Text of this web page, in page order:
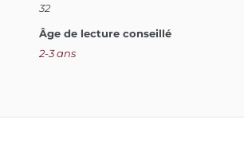
32
Âge de lecture conseillé
2-3 ans